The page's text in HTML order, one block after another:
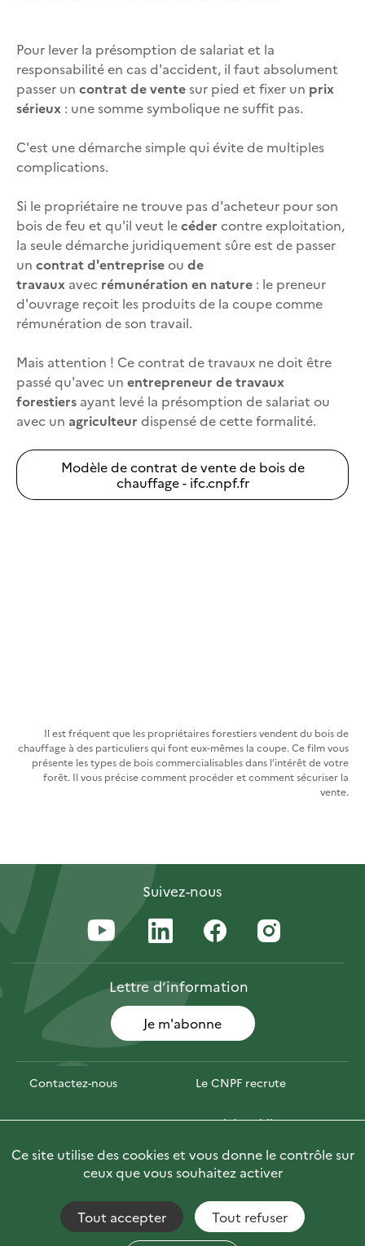
Pour lever la présomption de salariat et la
responsabilité en cas d'accident, il faut absolument
passer un contrat de ventesur pied et fixer un prix
sérieux : une somme symbolique ne suffit pas.
C'est une démarche simple qui évite de multiples
complications.
Si le propriétaire ne trouve pas d'acheteur pour son
bois de feu et qu'il veut lecéder contre exploitation,
la seule démarche juridiquement sûre est de passer
un contrat d'entrepriseou de
travaux avec rémunération en nature : le preneur
d'ouvrage reçoit les produits de la coupe comme
rémunération de son travail.
Mais attention ! Ce contrat de travaux ne doit être
passé qu'avec un entrepreneur de travaux
forestiers ayant levé la présomption de salariat ou
avec un agriculteur dispensé de cette formalité.
Modèle de contrat de vente de bois de
chauffage - ifc.cnpf.fr
Il est fréquent que les propriétaires forestiers vendent du bois de
chauffage à des particuliers qui font eux-mêmes la coupe. Ce film vous
présente les types de bois commercialisables dans l’intérêt de votre
forêt. Il vous précise comment procéder et comment sécuriser la
vente.
Suivez-nous
Lettred’information
Je m'abonne
Contactez-nous Le CNPF recrute
Espace presse Marchés publics
Photofor 🇬🇧 Briefly in English
Accessibilité : non conforme
Fils RSS
Ce site utilise des cookies et vous donne le contrôle sur
ceux que vous souhaitez activer
Tout accepter Tout refuser